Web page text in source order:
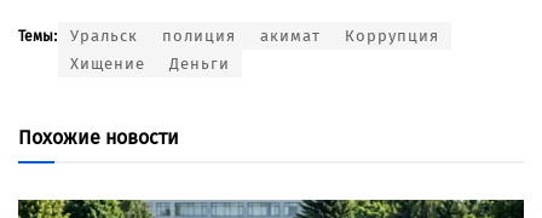
Темы: Уральск полиция акимат
Коррупция
Хищение
Деньги
Похожие новости